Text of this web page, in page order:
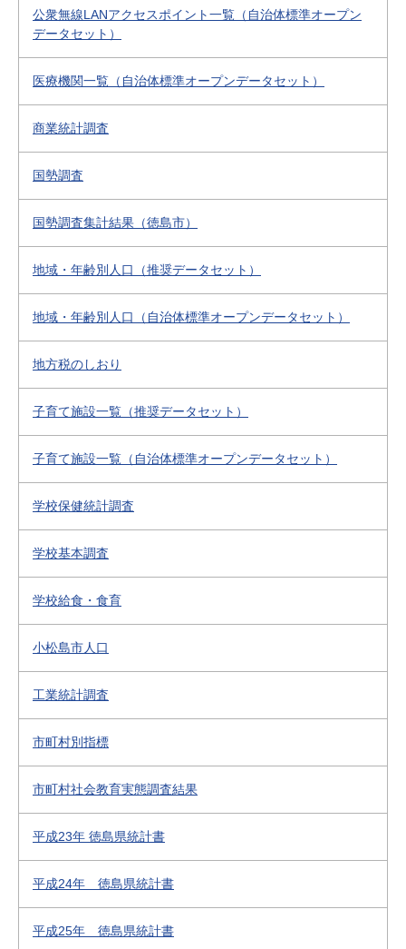
公衆無線LANアクセスポイント一覧（自治体標準オープン
データセット）
医療機関一覧（自治体標準オープンデータセット）
商業統計調査
国勢調査
国勢調査集計結果（徳島市）
地域・年齢別人口（推奨データセット）
地域・年齢別人口（自治体標準オープンデータセット）
地方税のしおり
子育て施設一覧（推奨データセット）
子育て施設一覧（自治体標準オープンデータセット）
学校保健統計調査
学校基本調査
学校給食・食育
小松島市人口
工業統計調査
市町村別指標
市町村社会教育実態調査結果
平成23年 徳島県統計書
平成24年 徳島県統計書
平成25年 徳島県統計書